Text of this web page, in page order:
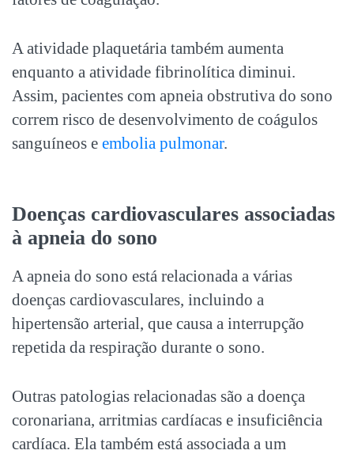
A atividade plaquetária também aumenta
enquanto a atividade fibrinolítica diminui.
Assim, pacientes com apneia obstrutiva do sono
correm risco de desenvolvimento de coágulos
sanguíneos e embolia pulmonar.
Doenças cardiovasculares associadas
à apneia do sono
A apneia do sono está relacionada a várias
doenças cardiovasculares, incluindo a
hipertensão arterial, que causa a interrupção
repetida da respiração durante o sono.
Outras patologias relacionadas são a doença
coronariana, arritmias cardíacas e insuficiência
cardíaca. Ela também está associada a um